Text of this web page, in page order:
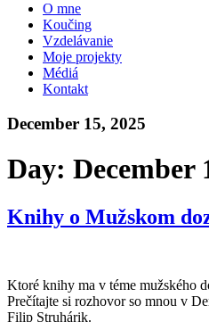
O mne
Koučing
Vzdelávanie
Moje projekty
Médiá
Kontakt
December 15, 2025
Day: December
Knihy o Mužskom
Ktoré knihy ma v téme mužského
Prečítajte si rozhovor so mnou v
Filip Struhárik.